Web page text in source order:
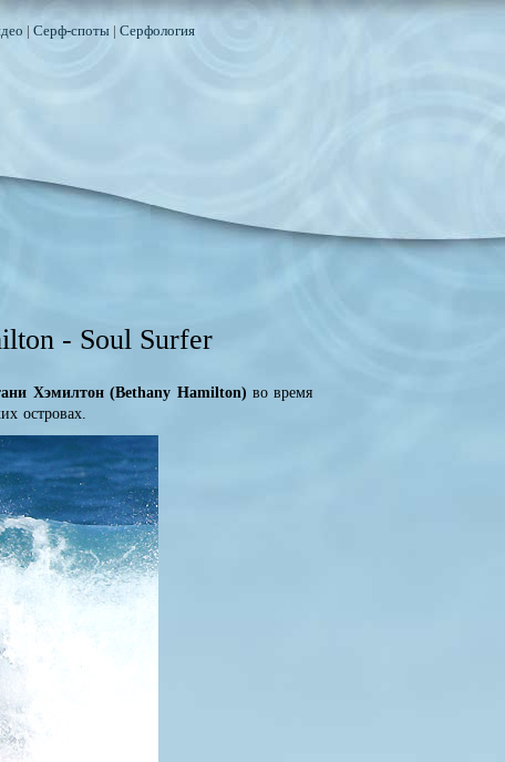
Серф-споты| Серфология
- Soul Surfer
Хэмилтон (Bethany Hamilton) во время
островах.